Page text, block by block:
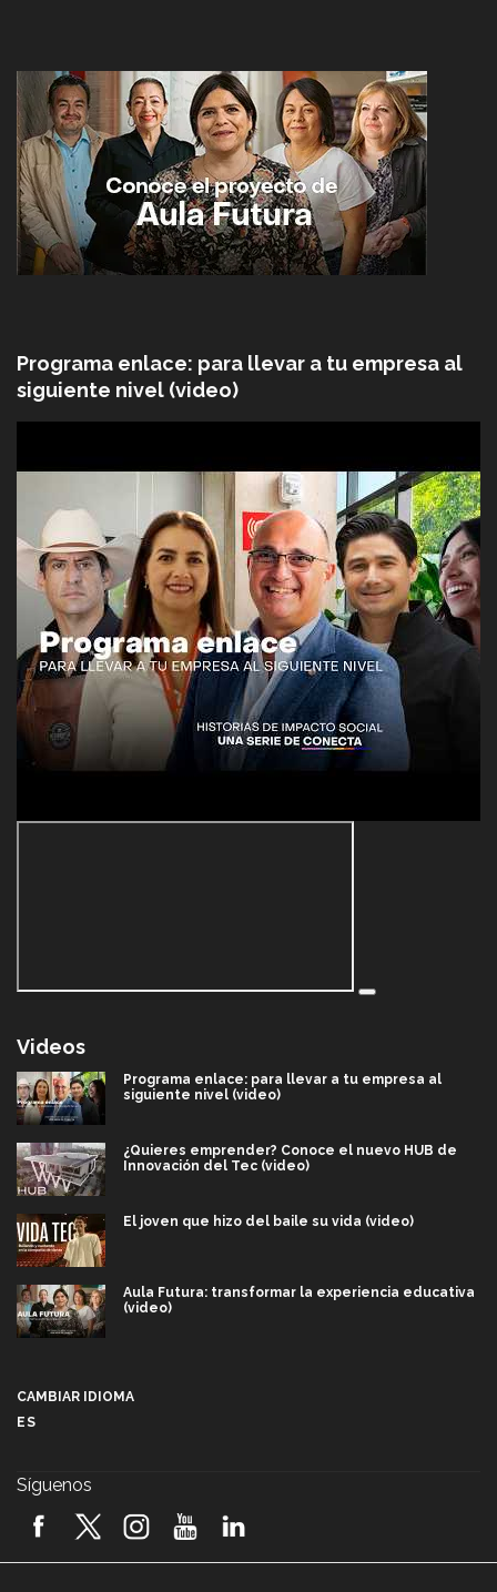
Programa enlace: para llevar a tu empresa al
siguiente nivel (video)
Videos
Programa enlace: para llevar a tu empresa al
siguiente nivel (video)
¿Quieres emprender? Conoce el nuevo HUB de
Innovación del Tec (video)
El joven que hizo del baile su vida (video)
Aula Futura: transformar la experiencia educativa
(video)
2026! (video)
CAMBIAR IDIOMA
ES
Síguenos